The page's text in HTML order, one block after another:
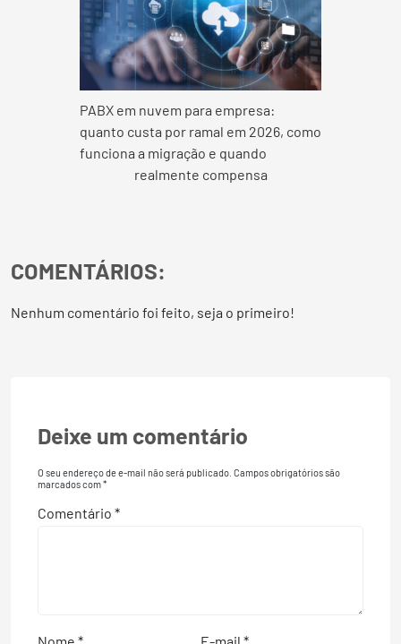
PABX em nuvem para empresa:
quanto custa por ramal em 2026, como
funciona a migração e quando
realmente compensa
COMENTÁRIOS:
Nenhum comentário foi feito, seja o primeiro!
Deixe um comentário
O seu endereço de e-mail não será publicado. Campos obrigatórios são
marcados com*
Comentário *